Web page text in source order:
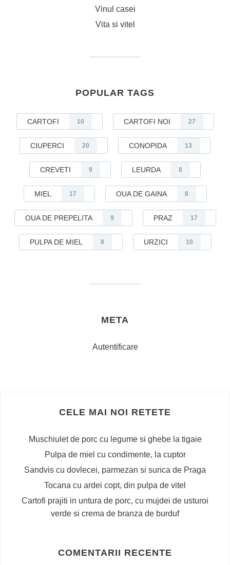
Vinul casei
Vita si vitel
POPULAR TAGS
CARTOFI 10 CARTOFI NOI 27
CIUPERCI 20 CONOPIDA 13
CREVETI 9 LEURDA 8
MIEL 17 OUA DE GAINA 8
OUA DE PREPELITA 9 PRAZ 17
PULPA DE MIEL 8 URZICI 10
META
Autentificare
CELE MAI NOI RETETE
Muschiulet de porc cu legume si ghebe la tigaie
Pulpa de miel cu condimente, la cuptor
Sandvis cu dovlecei, parmezan si sunca de Praga
Tocana cu ardei copt, din pulpa de vitel
Cartofi prajiti in untura de porc, cu mujdei de usturoi
verde si crema de branza de burduf
COMENTARII RECENTE